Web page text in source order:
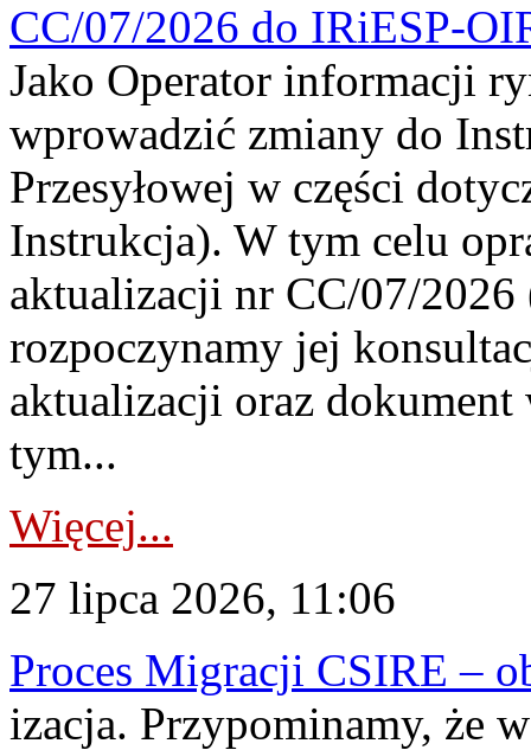
CC/07/2026 do IRiESP-
Jako Operator informacji
wprowadzić zmiany do
Przesyłowej w części
Instrukcja). W tym celu
aktualizacji nr CC/07/
rozpoczynamy jej
aktualizacji oraz
tym...
Więcej...
27 lipca 2026, 11:06
Proces Migracji CSIRE –
izacja. Przypominamy, że